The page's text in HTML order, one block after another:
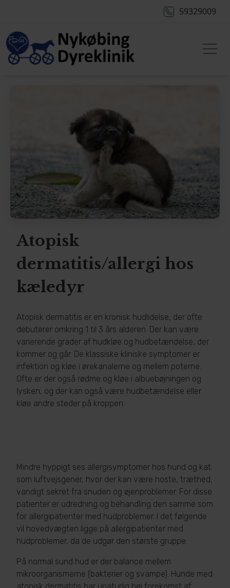
59329009
Atopisk
dermatitis/allergi hos
kæledyr
Atopisk dermatitis er en kronisk hudlidelse, der ofte
debuterer omkring 1 til 3 års alderen. Der kan være
varierende grader af hudkløe og hudbetændelse, der
kommer og går. De klassiske kliniske symptomer er
infektion og kløe i ørekanalerne og mellem poterne.
Ofte er der også rødme og kløe i albuebøjningen og
lysken, og der kan også være hudbetændelse eller
kløe andre steder på kroppen.
Mindre hyppigt ses allergisymptomer hos hund og kat
som luftvejsgener, hvor der kan være hoste, træthed,
vandigt sekret fra snuden og øjenproblemer. For disse
patienter er udredning og behandling den samme som
for allergipatienter med hudproblemer. I det følgende
vil hovedvægten ligge på allergipatienter med
hudproblemer, da de udgør den største gruppe.
På normal sund hud er der balance mellem
mikroorganismerne (bakterier og svampe). Hunde med